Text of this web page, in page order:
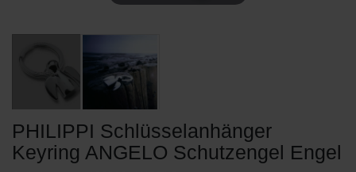
PHILIPPI Schlüsselanhänger
Keyring ANGELO Schutzengel Engel